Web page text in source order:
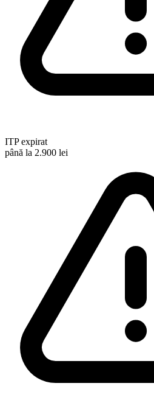
ITP expirat
până la 2.900 lei